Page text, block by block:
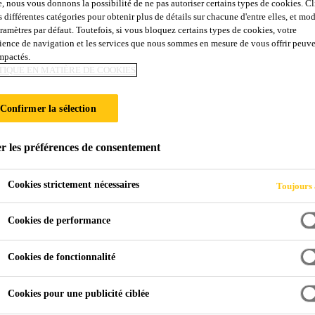
du DTU 14.1, nos procédés permettent de
(à l’intérieur des parois enterrées) :
nous vous donnons la possibilité de ne pas autoriser certains types de cookies.
différentes catégories pour obtenir plus de détails sur chacune d'entre elles, et
par défaut. Toutefois, si vous bloquez certains types de cookies, votre
de navigation et les services que nous sommes en mesure de vous offrir
EN MATIÈRE DE COOKIES
Confirmer la sélection
les préférences de consentement
Cookies strictement nécessaires Toujours
Cookies de performance
Cookies de fonctionnalité
Cookies pour une publicité ciblée